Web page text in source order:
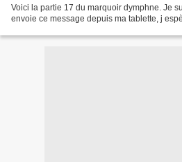
Voici la partie 17 du marquoir dymphne. Je
envoie ce message depuis ma tablette, j